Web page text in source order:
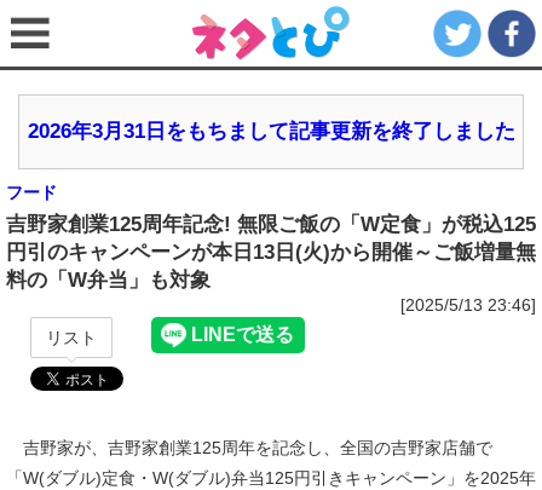
2026年3月31日をもちまして記事更新を終了しました
フード
吉野家創業125周年記念! 無限ご飯の「W定食」が税込125
円引のキャンペーンが本日13日(火)から開催～ご飯増量無
料の「W弁当」も対象
[2025/5/13 23:46]
リスト
吉野家が、吉野家創業125周年を記念し、全国の吉野家店舗で
「W(ダブル)定食・W(ダブル)弁当125円引きキャンペーン」を2025年